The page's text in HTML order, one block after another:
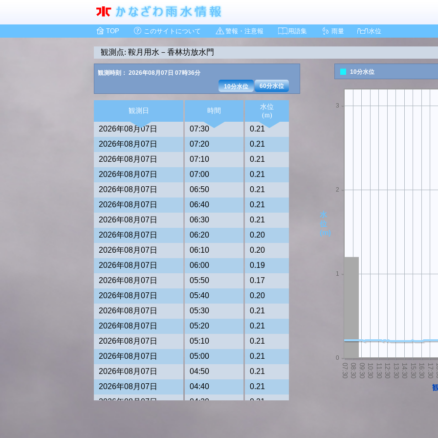
TOP このサイトについて 警報・注意報 用語集 雨量 水位
観測点: 鞍月用水－香林坊放水門
観測時刻： 2026年08月07日 07時36分
10分水位
60分水位
観測日 時間
水位
(m)
2026年08月07日 07:30
0.21
2026年08月07日
07:20
0.21
2026年08月07日
07:10
0.21
2026年08月07日
07:00
0.21
2026年08月07日
06:50
0.21
2026年08月07日
06:40
0.21
2026年08月07日
06:30
0.21
2026年08月07日
06:20
0.20
2026年08月07日
06:10
0.20
2026年08月07日
06:00
0.19
2026年08月07日
05:50
0.17
2026年08月07日
05:40
0.20
2026年08月07日
05:30
0.21
2026年08月07日
05:20
0.21
2026年08月07日
05:10
0.21
2026年08月07日
05:00
0.21
2026年08月07日
04:50
0.21
2026年08月07日
04:40
0.21
2026年08月07日
04:30
0.21
10分水位
水
位
(m)
0
1
2
3